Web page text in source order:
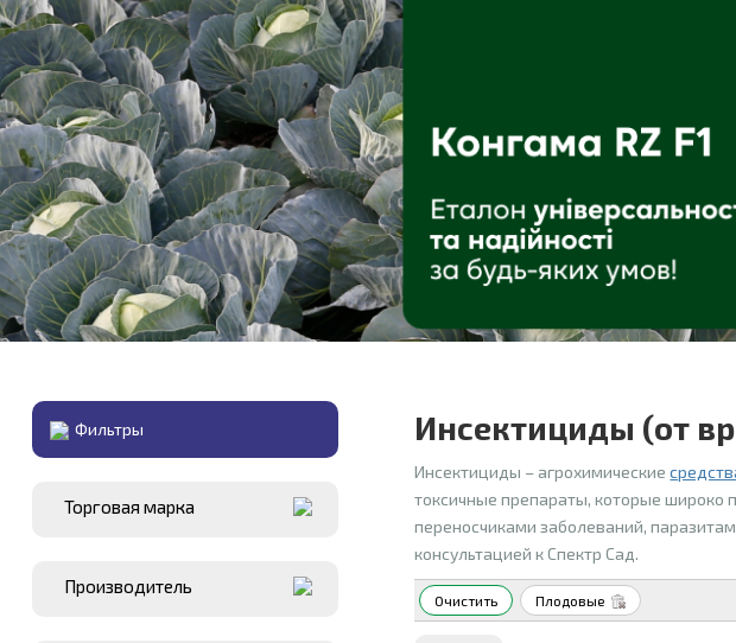
Фильтры
Торговая марка
Производитель
Инсектициды (от
Инсектициды – агрохимические
токсичные препараты, которые широко
переносчиками заболеваний,
консультацией к Спектр Сад.
Очистить Плодовые